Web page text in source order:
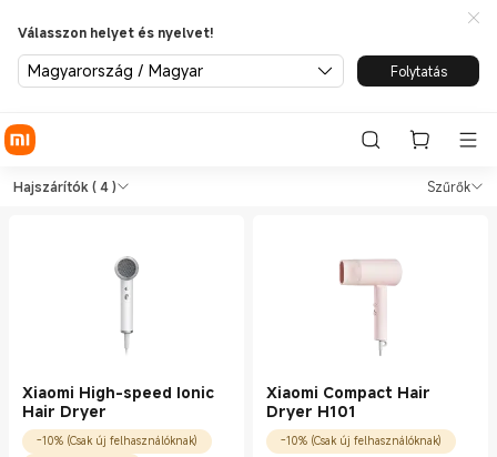
Válasszon helyet és nyelvet!
Magyarország / Magyar Folytatás
Shop Testápolási eszközök
Hajszárítók ( 4 ) Szűrők
Shop Testápolási eszközök
Xiaomi High-speed Ionic
Hair Dryer
-10% (Csak új felhasználóknak)
Xiaomi Compact Hair
Dryer H101
-10% (Csak új felhasználóknak)